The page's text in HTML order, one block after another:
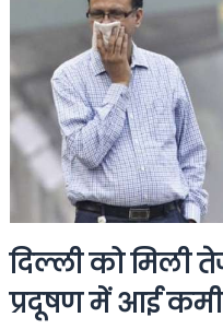
दिल्ली को मिली
प्रदूषण में आई कमी